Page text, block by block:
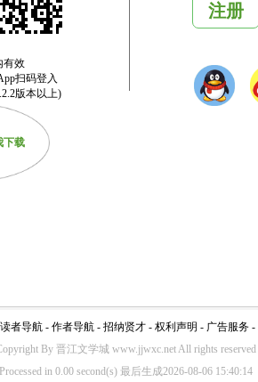
下载
注册
读者导航 - 作者导航 - 招纳贤才 - 权利声明 - 广告服务 -
By 晋江文学城 www.jjwxc.net All rights reserved
Processed in 0.00 second(s) 最后生成2026-08-06 15:40:14